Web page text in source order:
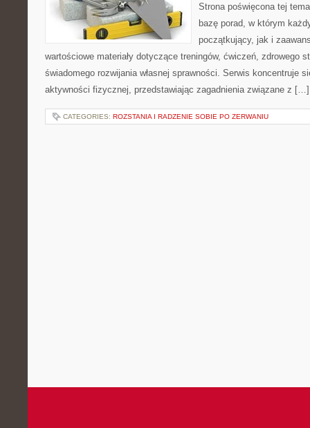
Strona poświęcona tej
bazę porad, w którym
początkujący, jak i
wartościowe materiały dotyczące treningów, ćwiczeń, zdrowego
świadomego rozwijania własnej sprawności. Serwis koncentruje
aktywności fizycznej, przedstawiając zagadnienia związane z […]
CATEGORIES: ROZSTANIA I RADZENIE SOBIE PO ZERWANIU